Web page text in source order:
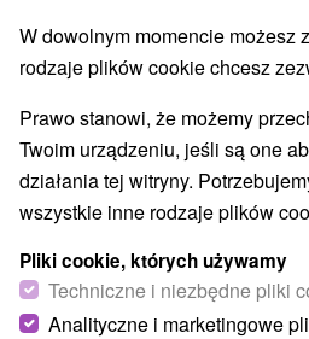
W dowolnym momencie możesz
rodzaje plików cookie chcesz
Prawo stanowi, że możemy
Twoim urządzeniu, jeśli są one
działania tej witryny.
wszystkie inne rodzaje plików
Pliki cookie, których używamy
Techniczne i niezbędne pliki
Analityczne i marketingowe